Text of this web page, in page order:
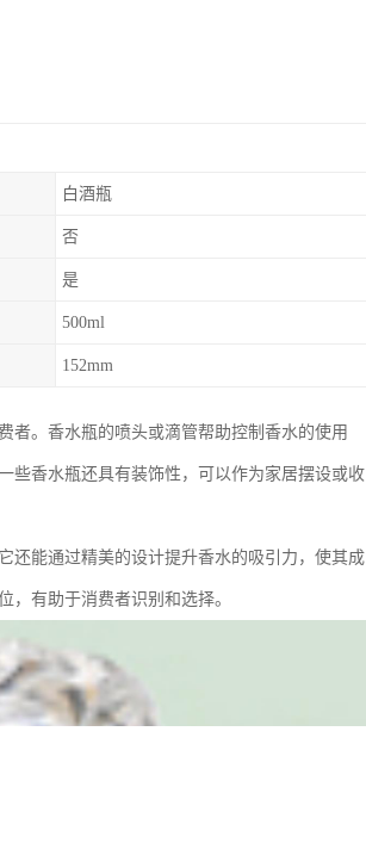
白酒瓶
否
是
500ml
152mm
者。香水瓶的喷头或滴管帮助控制香水的使用
些香水瓶还具有装饰性，可以作为家居摆设或收
还能通过精美的设计提升香水的吸引力，使其成
，有助于消费者识别和选择。